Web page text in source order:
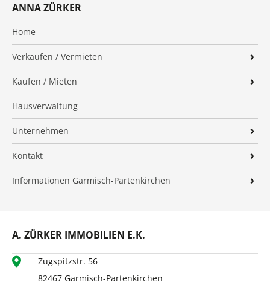
ANNA ZÜRKER
Home
Verkaufen / Vermieten
Makleralleinauftrag
Wertermittlung
Verkaufsvorbereitung
Vermarktung
Begleitung
Nachbetreuung
Verkaufsanfrage
Vermietung
Kaufen / Mieten
Immobilienangebote
VIP-Service
Finanzierung
Energieausweis
Suchauftrag
Hausverwaltung
Unternehmen
Firmenprofil
Team
Auszeichnungen
Kooperationspartner
Immobilien News
Kontakt
Impressum
Informationen Garmisch-Partenkirchen
A. ZÜRKER IMMOBILIEN E.K.
Zugspitzstr. 56
82467 Garmisch-Partenkirchen